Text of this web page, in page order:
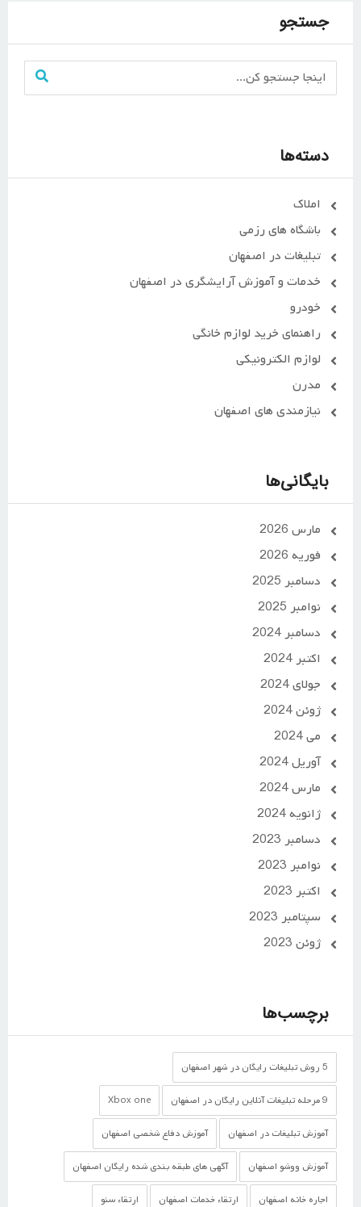
جستجو
دسته‌ها
املاک
باشگاه های رزمی
تبلیغات در اصفهان
خدمات و آموزش آرایشگری در اصفهان
خودرو
راهنمای خرید لوازم خانگی
لوازم الکترونیکی
مدرن
نیازمندی های اصفهان
بایگانی‌ها
مارس 2026
فوریه 2026
دسامبر 2025
نوامبر 2025
دسامبر 2024
اکتبر 2024
جولای 2024
ژوئن 2024
می 2024
آوریل 2024
مارس 2024
ژانویه 2024
دسامبر 2023
نوامبر 2023
اکتبر 2023
سپتامبر 2023
ژوئن 2023
برچسب‌ها
5 روش تبلیغات رایگان در شهر اصفهان
9 مرحله تبلیغات آنلاین رایگان در اصفهان Xbox one
آموزش تبلیغات در اصفهان آموزش دفاع شخصی اصفهان
آموزش ووشو اصفهان آگهی های طبقه بندی شده رایگان اصفهان
اجاره خانه اصفهان ارتقاء خدمات اصفهان ارتقاء سئو